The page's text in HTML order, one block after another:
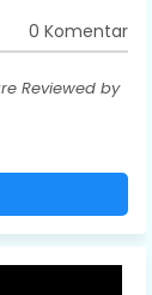
0 Komentar
Reviewed by